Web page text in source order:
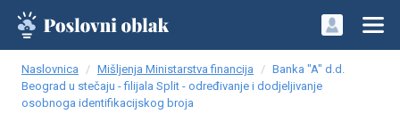
Naslovnica Mišljenja Ministarstva financija
Banka "A" d.d.
Beograd u stečaju - filijala Split - određivanje i dodjeljivanje
osobnoga identifikacijskog broja